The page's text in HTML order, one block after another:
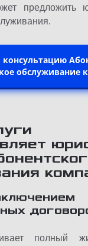
предложить
консультацию
обслуживание
полный